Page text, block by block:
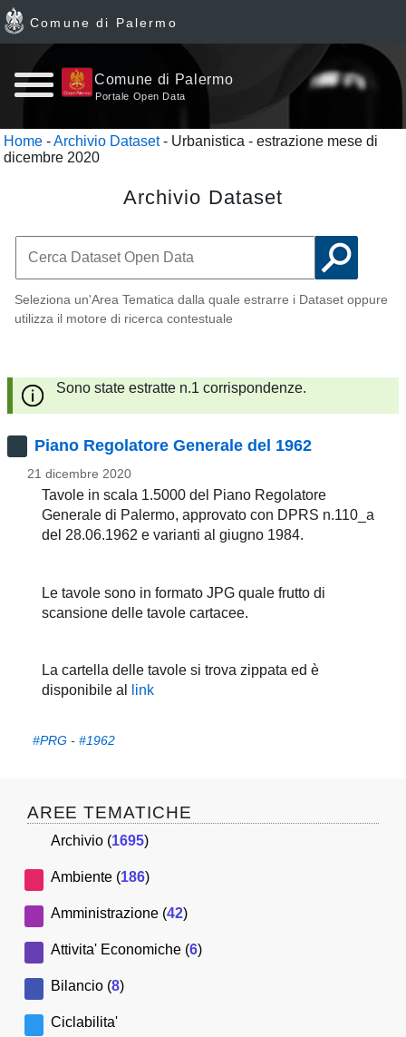
Home
News
Dataset
Ultimi
Report
Archivio
Documenti
Guida
Data
Comune di Palermo
Comune di Palermo
Portale Open Data
Home -Archivio Dataset- Urbanistica - estrazione mese di
dicembre 2020
Archivio Dataset
Seleziona un'Area Tematica dalla quale estrarre i Dataset oppure
utilizza il motore di ricerca contestuale
Sono state estratte n.1 corrispondenze.
Piano Regolatore Generale del 1962
21 dicembre 2020
Tavole in scala 1.5000 del Piano Regolatore
Generale di Palermo, approvato con DPRS n.110_a
del 28.06.1962 e varianti al giugno 1984.
Le tavole sono in formato JPG quale frutto di
scansione delle tavole cartacee.
La cartella delle tavole si trova zippata ed è
disponibile al
link
#PRG- #1962
AREE TEMATICHE
Archivio (1695)
Ambiente (186)
Amministrazione (42)
Attivita' Economiche (6)
Bilancio (8)
Ciclabilita'